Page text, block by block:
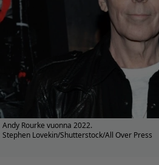
Andy Rourke vuonna 2022.
Stephen Lovekin/Shutterstock/All Over Press